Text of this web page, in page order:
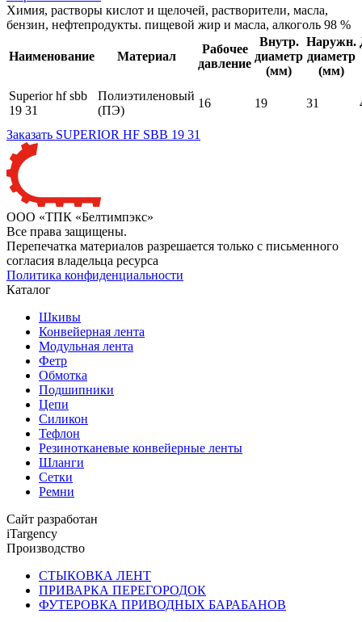
Химия, растворы кислот и щелочей, растворители, масла,
бензин, нефтепродукты. пищевой жир и масла, алкоголь 98 %
Наименование Материал
Рабочее
давление
Внутр.
диаметр
(мм)
Hаружн.
диаметр
(мм)
Superior hf sbb
19 31
Полиэтиленовый
(ПЭ)
16 19 31
Заказать SUPERIOR HF SBB 19 31
ООО «ТПК «Белтимпэкс»
Все права защищены.
Перепечатка материалов разрешается только с письменного
согласия владельца ресурса
Политика конфиденциальности
Каталог
Шкивы
Конвейерная лента
Модульная лента
Фетр
Обмотка
Подшипники
Цепи
Силикон
Тефлон
Резинотканевые конвейерные ленты
Шланги
Сетки
Ремни
Сайт разработан
iTargency
Производство
СТЫКОВКА ЛЕНТ
ПРИВАРКА ПЕРЕГОРОДОК
ФУТЕРОВКА ПРИВОДНЫХ БАРАБАНОВ